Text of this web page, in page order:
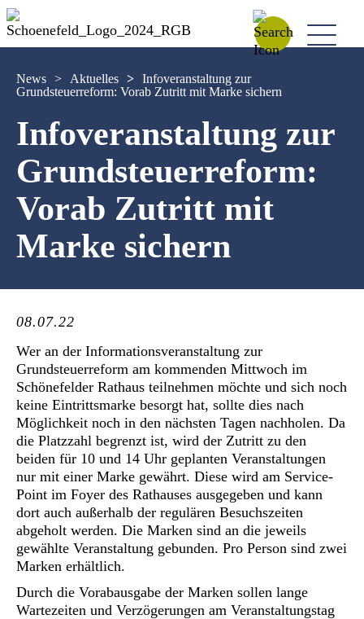
News > Aktuelles > Infoveranstaltung zur
Grundsteuerreform: Vorab Zutritt mit Marke sichern
Infoveranstaltung zur
Grundsteuerreform:
Vorab Zutritt mit
Marke sichern
08.07.22
Wer an der Informationsveranstaltung zur
Grundsteuerreform am kommenden Mittwoch im
Schönefelder Rathaus teilnehmen möchte und sich noch
keine Eintrittsmarke besorgt hat, sollte dies nach
Möglichkeit noch in den nächsten Tagen nachholen. Da
die Platzzahl begrenzt ist, wird der Zutritt zu den
beiden für 10 und 14 Uhr geplanten Veranstaltungen
nur mit einer Marke gewährt. Diese wird am Service-
Point im Foyer des Rathauses ausgegeben und kann
dort auch außerhalb der regulären Besuchszeiten
abgeholt werden. Die Marken sind an die jeweils
gewählte Veranstaltung gebunden. Pro Person sind zwei
Marken erhältlich.
Durch die Vorabausgabe der Marken sollen lange
Wartezeiten und Verzögerungen am Veranstaltungstag